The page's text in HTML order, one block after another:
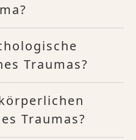
Traumas?
Traumas?